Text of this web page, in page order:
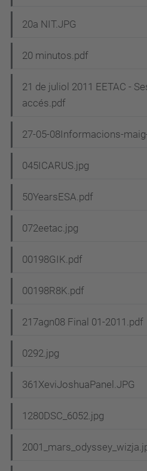
20a NIT.JPG
20 minutos.pdf
21 de juliol 2011 EETAC -
accés.pdf
27-05-08Informacions-
045ICARUS.jpg
50YearsESA.pdf
072eetac.jpg
00198GIK.pdf
00198R8K.pdf
217agn08 Final 01-2011.pdf
0292.jpg
361XeviJoshuaPanel.JPG
1280DSC_6052.jpg